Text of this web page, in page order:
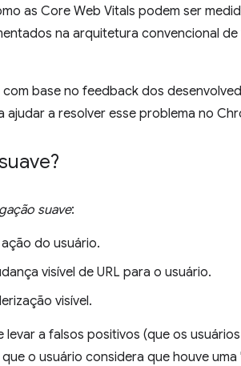
as Core Web Vitals podem ser
na arquitetura convencional de
base no feedback dos
a resolver esse problema no
suave:
do usuário.
visível de URL para o usuário.
visível.
a falsos positivos (que os
o usuário considera que houve